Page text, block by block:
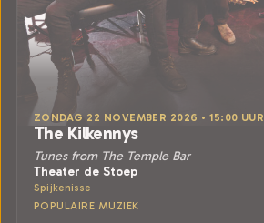
ZONDAG 22 NOVEMBER 2026 • 15:00 UUR
The Kilkennys
Tunes from The Temple Bar
Theater de Stoep
Spijkenisse
POPULAIRE MUZIEK